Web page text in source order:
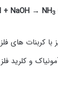
+ NaOH → NH3
با کربنات های
و کلرید فلز